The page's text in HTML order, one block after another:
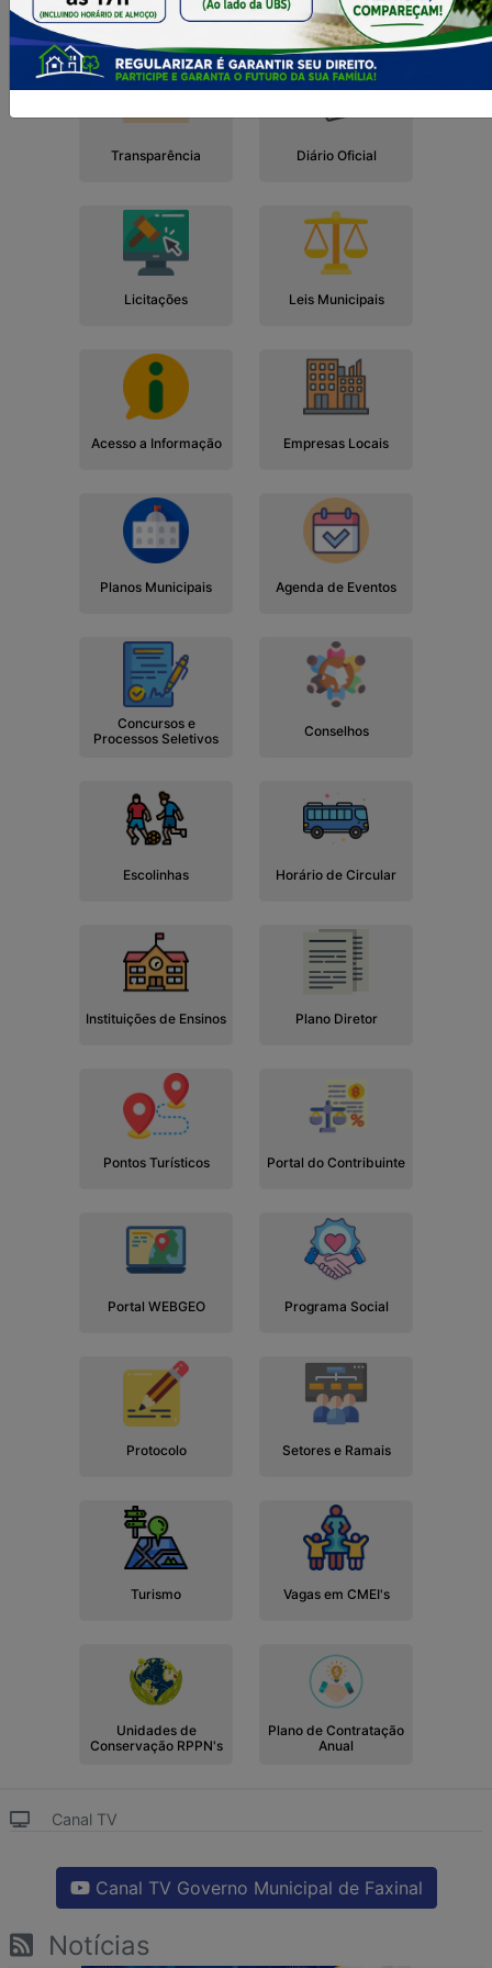
Transparência Diário Oficial
Licitações Leis Municipais
Acesso a Informação Empresas Locais
Planos Municipais Agenda de Eventos
Concursos e
Processos Seletivos
Conselhos
Escolinhas Horário de Circular
Instituições de Ensinos Plano Diretor
Pontos Turísticos Portal do Contribuinte
Portal WEBGEO Programa Social
Protocolo Setores e Ramais
Turismo Vagas em CMEI's
Unidades de
Conservação RPPN's
Plano de Contratação
Anual
Canal TV
Canal TV Governo Municipal de Faxinal
Notícias